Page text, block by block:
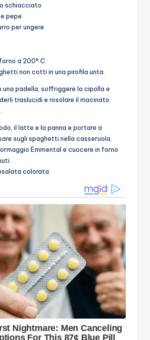
schiacciato
pepe
per ungere
a 200° C.
non cotti in una pirofila unta.
una padella, soffriggere la cipolla e
traslucidi e rosolare il macinato.
il latte e la panna e portare a
sugli spaghetti nella casseruola.
Emmental e cuocere in forno
colorata.